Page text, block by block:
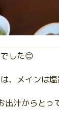
した😊
、メインは
出汁からとっ